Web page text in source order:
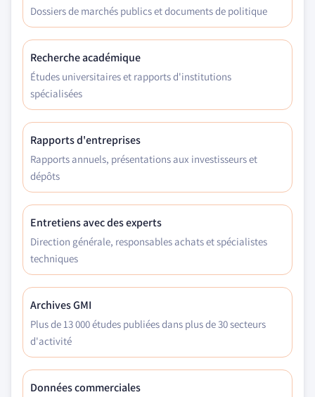
Dossiers de marchés publics et documents de politique
Recherche académique
Études universitaires et rapports d'institutions
spécialisées
Rapports d'entreprises
Rapports annuels, présentations aux investisseurs et
dépôts
Entretiens avec des experts
Direction générale, responsables achats et spécialistes
techniques
Archives GMI
Plus de 13 000 études publiées dans plus de 30 secteurs
d'activité
Données commerciales